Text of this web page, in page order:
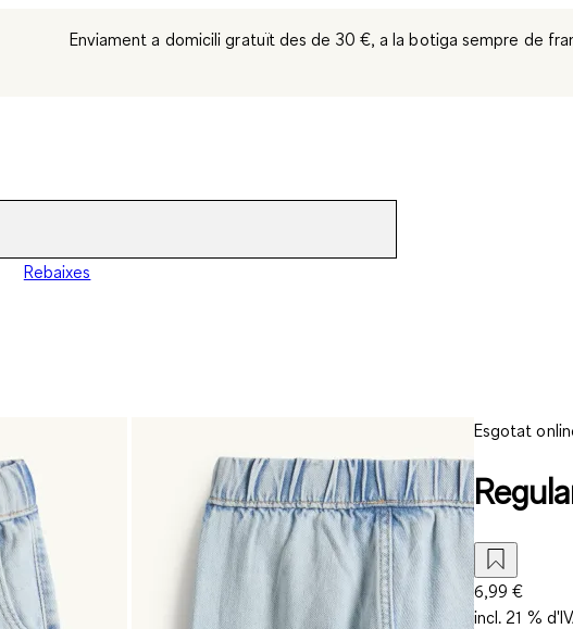
Enviament a domicili gratuït des de 30 €, a la botiga sempre de
Rebaixes
Esgotat
6,99 €
incl. 21 %